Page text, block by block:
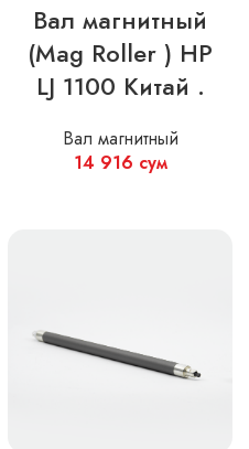
Вал магнитный
(Mag Roller ) HP
LJ 1100 Китай .
Вал магнитный
14 916 сум